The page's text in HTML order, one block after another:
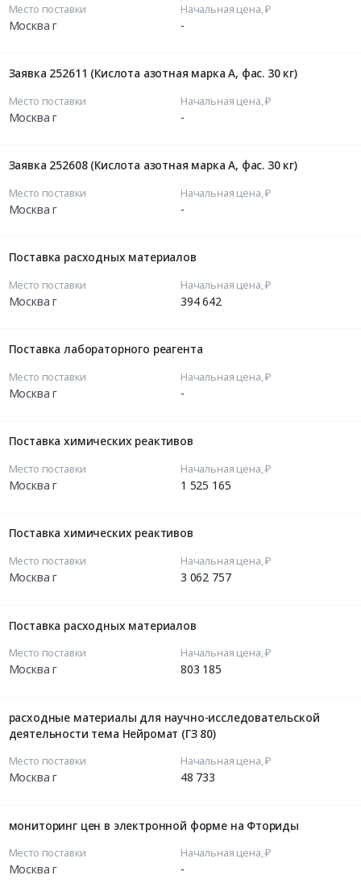
Место поставки
Москва г
Начальная цена, ₽
-
Заявка 252611 (Кислота азотная марка А, фас. 30 кг)
Место поставки
Москва г
Начальная цена, ₽
-
Заявка 252608 (Кислота азотная марка А, фас. 30 кг)
Место поставки
Москва г
Начальная цена, ₽
-
Поставка расходных материалов
Место поставки
Москва г
Начальная цена, ₽
394 642
Поставка лабораторного реагента
Место поставки
Москва г
Начальная цена, ₽
-
Поставка химических реактивов
Место поставки
Москва г
Начальная цена, ₽
1 525 165
Поставка химических реактивов
Место поставки
Москва г
Начальная цена, ₽
3 062 757
Поставка расходных материалов
Место поставки
Москва г
Начальная цена, ₽
803 185
расходные материалы для научно-исследовательской
деятельности тема Нейромат (ГЗ 80)
Место поставки
Москва г
Начальная цена, ₽
48 733
мониторинг цен в электронной форме на Фториды
Место поставки
Москва г
Начальная цена, ₽
-